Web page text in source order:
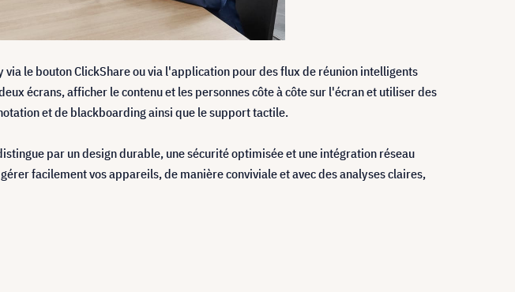
le bouton ClickShare ou via l'application pour des flux de réunion intelligents
écrans, afficher le contenu et les personnes côte à côte sur l'écran et utiliser des
et de blackboarding ainsi que le support tactile.
par un design durable, une sécurité optimisée et une intégration réseau
facilement vos appareils, de manière conviviale et avec des analyses claires,